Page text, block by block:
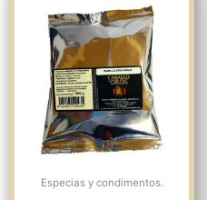
Especias y condimentos.
hasta
5,99€